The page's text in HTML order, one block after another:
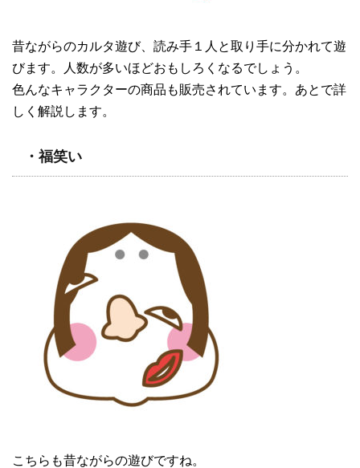
昔ながらのカルタ遊び、読み手１人と取り手に分かれて遊
びます。人数が多いほどおもしろくなるでしょう。
色んなキャラクターの商品も販売されています。あとで詳
しく解説します。
・福笑い
こちらも昔ながらの遊びですね。